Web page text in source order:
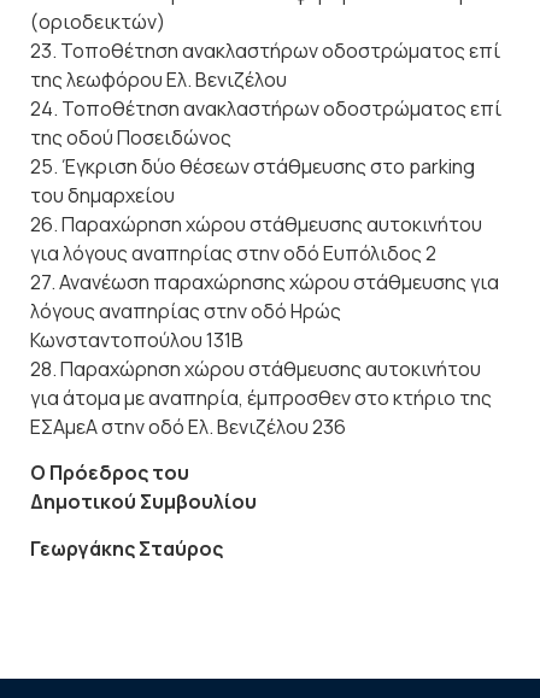
(οριοδεικτών)
23. Τοποθέτηση ανακλαστήρων οδοστρώματος επί
της λεωφόρου Ελ. Βενιζέλου
24. Τοποθέτηση ανακλαστήρων οδοστρώματος επί
της οδού Ποσειδώνος
25. Έγκριση δύο θέσεων στάθμευσης στο parking
του δημαρχείου
26. Παραχώρηση χώρου στάθμευσης αυτοκινήτου
για λόγους αναπηρίας στην οδό Ευπόλιδος 2
27. Ανανέωση παραχώρησης χώρου στάθμευσης για
λόγους αναπηρίας στην οδό Ηρώς
Κωνσταντοπούλου 131Β
28. Παραχώρηση χώρου στάθμευσης αυτοκινήτου
για άτομα με αναπηρία, έμπροσθεν στο κτήριο της
ΕΣΑμεΑ στην οδό Ελ. Βενιζέλου 236
Ο Πρόεδρος του
Δημοτικού Συμβουλίου
Γεωργάκης Σταύρος